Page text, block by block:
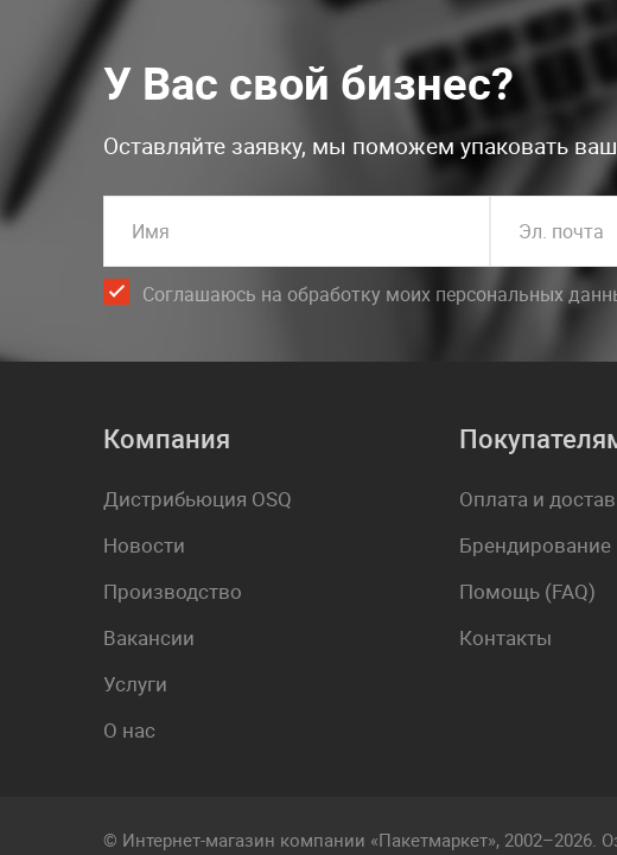
У Вас свой бизнес?
Оставляйте заявку, мы поможем упаковать
Имя Эл. почта
Соглашаюсь на обработку моих персональных
Компания
Дистрибьюция OSQ
Новости
Производство
Вакансии
Услуги
О нас
Оплата и
Брендирование
Помощь (FAQ)
Контакты
© Интернет-магазин компании «Пакетмаркет», 2002–2026.